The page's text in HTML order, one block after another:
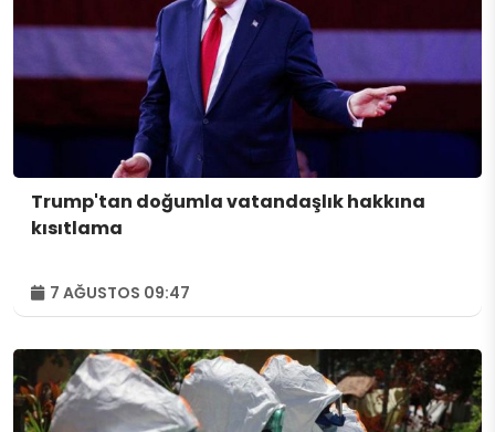
Trump'tan doğumla vatandaşlık hakkına
kısıtlama
7 AĞUSTOS 09:47